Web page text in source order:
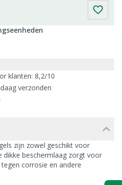
klanten: 8,2/10
verzonden
zijn zowel geschikt voor
dikke beschermlaag zorgt voor
corrosie en andere